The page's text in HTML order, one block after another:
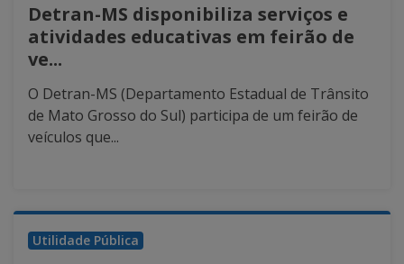
Detran-MS disponibiliza serviços e
atividades educativas em feirão de
ve...
O Detran-MS (Departamento Estadual de Trânsito
de Mato Grosso do Sul) participa de um feirão de
veículos que...
Utilidade Pública